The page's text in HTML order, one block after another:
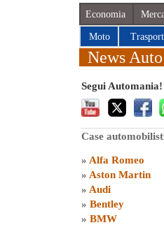
Economia
Moto
News
Segui Automania!
Case
» Alfa Romeo
» Aston Martin
» Audi
» Bentley
» BMW